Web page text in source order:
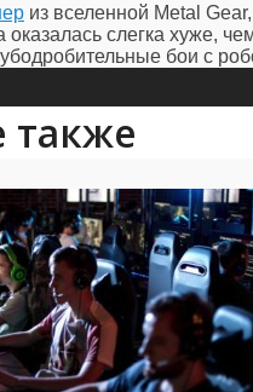
из вселенной Metal
слегка хуже,
бои с
также